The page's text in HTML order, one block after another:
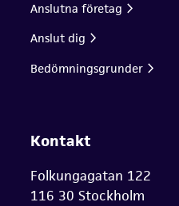
Anslutna företag
Anslut dig
Bedömningsgrunder
Kontakt
Folkungagatan 122
116 30 Stockholm